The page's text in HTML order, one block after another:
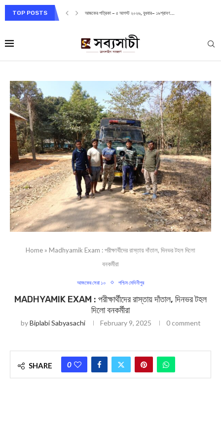
TOP POSTS আজকের পত্রিকা – ৫ আগস্ট ২০২৬, বুধবার– ১৯শ্রাবণ...
Home » Madhyamik Exam : পরীক্ষার্থীদের রাস্তায় দাঁতাল, দিনভর টহল দিলো
বনকর্মীরা
আজকের সেরা ১০ পশ্চিম মেদিনীপুর
MADHYAMIK EXAM : পরীক্ষার্থীদের রাস্তায় দাঁতাল, দিনভর টহল
দিলো বনকর্মীরা
byBiplabi Sabyasachi February 9, 2025 0 comment
SHARE 0